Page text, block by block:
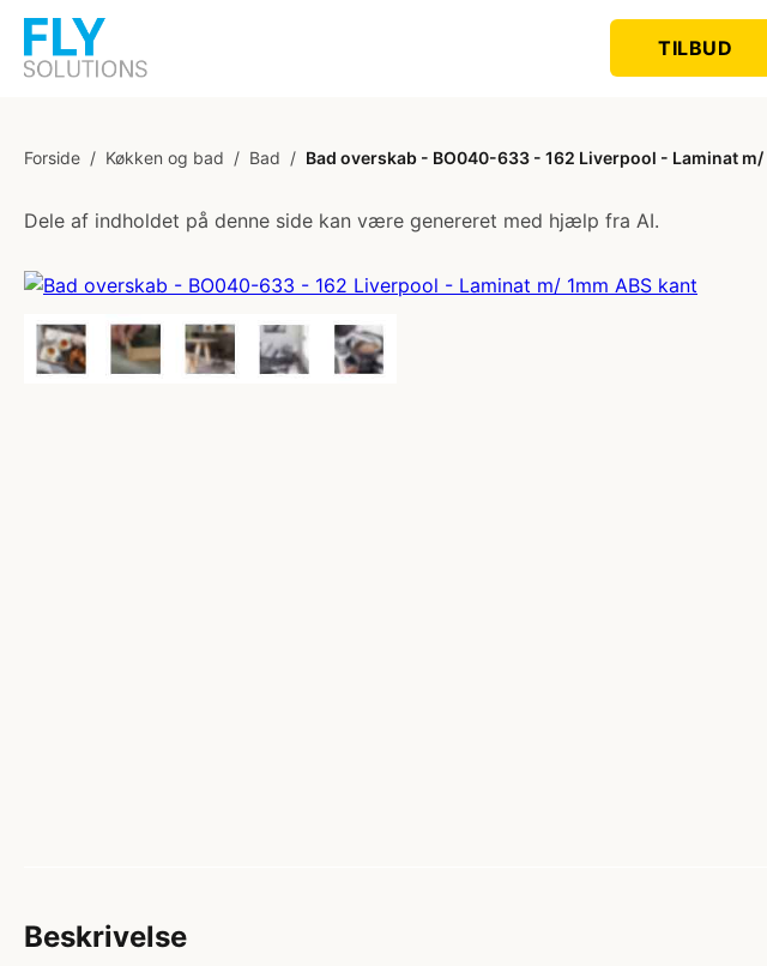
TILBUD
Forside / Køkken og bad / Bad / Bad overskab - BO040-633 - 162 Liverpool - Laminat m/
Dele af indholdet på denne side kan være genereret med hjælp fra AI.
Beskrivelse